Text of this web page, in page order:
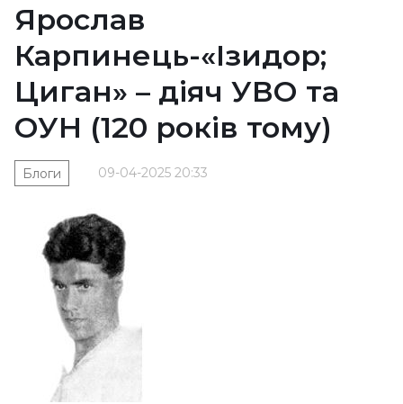
Ярослав
Карпинець-«Ізидор;
Циган» – діяч УВО та
ОУН (120 років тому)
09-04-2025 20:33
Блоги